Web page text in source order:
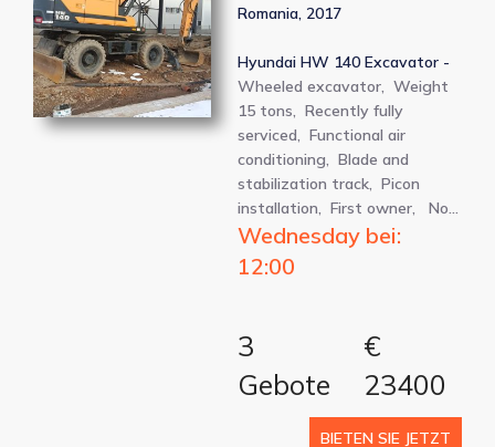
Romania, 2017
Hyundai HW 140 Excavator -
Wheeled excavator, Weight
15 tons, Recently fully
serviced, Functional air
conditioning, Blade and
stabilization track, Picon
installation, First owner, No…
Wednesday bei:
12:00
3
Gebote
€
23400
BIETEN SIE JETZT